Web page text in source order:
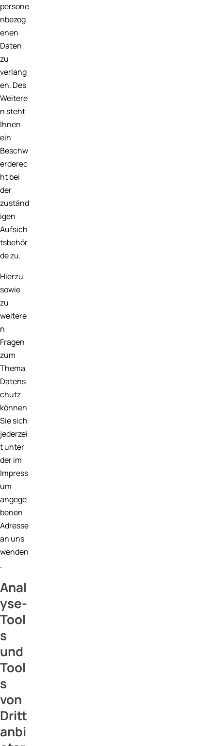
persone
nbezog
enen
Daten
zu
verlang
en. Des
Weitere
n steht
Ihnen
ein
Beschw
erderec
ht bei
der
zuständ
igen
Aufsich
tsbehör
de zu.
Hierzu
sowie
zu
weitere
n
Fragen
zum
Thema
Datens
chutz
können
Sie sich
jederzei
t unter
der im
Impress
um
angege
benen
Adresse
an uns
wenden
.
Anal
yse-
Tool
s
und
Tool
s
von
Dritt
anbi